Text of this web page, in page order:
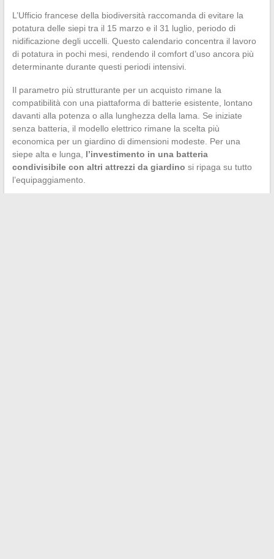
L’Ufficio francese della biodiversità raccomanda di evitare la
potatura delle siepi tra il 15 marzo e il 31 luglio, periodo di
nidificazione degli uccelli. Questo calendario concentra il lavoro
di potatura in pochi mesi, rendendo il comfort d’uso ancora più
determinante durante questi periodi intensivi.
Il parametro più strutturante per un acquisto rimane la
compatibilità con una piattaforma di batterie esistente, lontano
davanti alla potenza o alla lunghezza della lama. Se iniziate
senza batteria, il modello elettrico rimane la scelta più
economica per un giardino di dimensioni modeste. Per una
siepe alta e lunga, l’investimento in una batteria
condivisibile con altri attrezzi da giardino si ripaga su tutto
l’equipaggiamento.